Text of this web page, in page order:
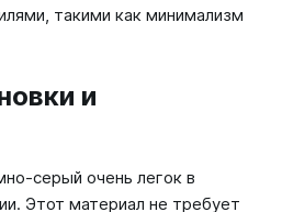
такими как минимализм
и
серый очень легок в
Этот материал не требует